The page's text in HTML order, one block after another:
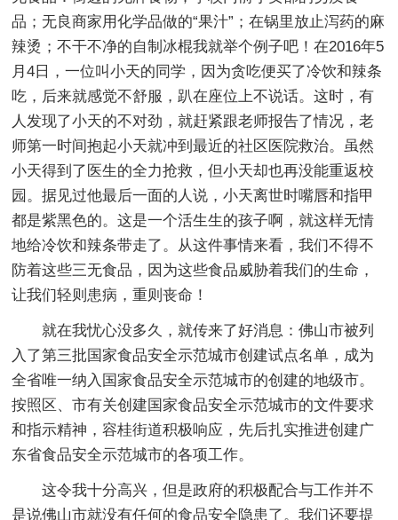
品；无良商家用化学品做的“果汁”；在锅里放止泻药的麻
辣烫；不干不净的自制冰棍我就举个例子吧！在2016年5
月4日，一位叫小天的同学，因为贪吃便买了冷饮和辣条
吃，后来就感觉不舒服，趴在座位上不说话。这时，有
人发现了小天的不对劲，就赶紧跟老师报告了情况，老
师第一时间抱起小天就冲到最近的社区医院救治。虽然
小天得到了医生的全力抢救，但小天却也再没能重返校
园。据见过他最后一面的人说，小天离世时嘴唇和指甲
都是紫黑色的。这是一个活生生的孩子啊，就这样无情
地给冷饮和辣条带走了。从这件事情来看，我们不得不
防着这些三无食品，因为这些食品威胁着我们的生命，
让我们轻则患病，重则丧命！
就在我忧心没多久，就传来了好消息：佛山市被列
入了第三批国家食品安全示范城市创建试点名单，成为
全省唯一纳入国家食品安全示范城市的创建的地级市。
按照区、市有关创建国家食品安全示范城市的文件要求
和指示精神，容桂街道积极响应，先后扎实推进创建广
东省食品安全示范城市的各项工作。
这令我十分高兴，但是政府的积极配合与工作并不
是说佛山市就没有任何的食品安全隐患了。我们还要提